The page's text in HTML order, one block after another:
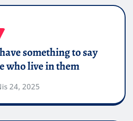
something to say
who live in them
24, 2025